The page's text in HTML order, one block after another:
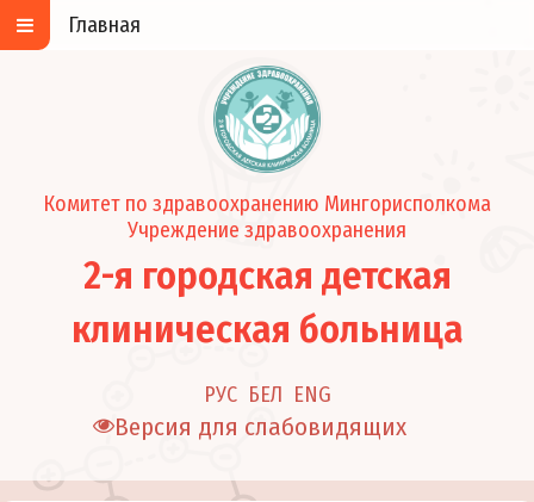
Комитет по здравоохранению Мингорисполкома
Учреждение здравоохранения
2-я городская детская
клиническая больница
РУС БЕЛ ENG
Версия для слабовидящих
Главная